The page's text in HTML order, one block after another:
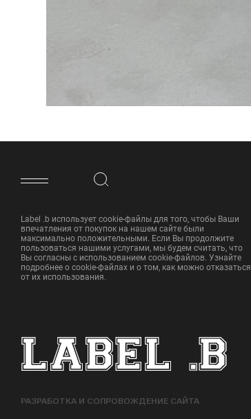
ФУТЕР САЙТА
Label .b использует cookie-файлы для того, чтобы Ваши
впечатления от покупок на нашем сайте были
максимально положительными. Если Вы продолжите
пользоваться нашими услугами, мы будем считать, что
Вы согласны с использованием cookie-файлов. Узнайте
подробнее о cookie-файлах и о том, как можно отказаться
от их использования.
РАЗРАБОТКА И СОПРОВОЖДЕНИЕ САЙТА